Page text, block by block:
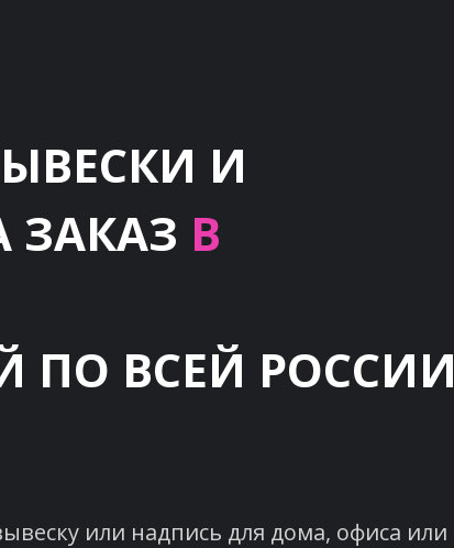
И
В
ПО ВСЕЙ РОССИИ
или надпись для дома, офиса или